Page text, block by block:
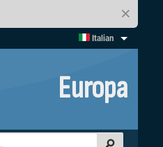
×
Italian
Europa